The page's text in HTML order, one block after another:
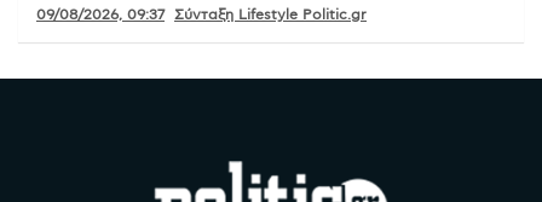
09/08/2026, 09:37 Σύνταξη Lifestyle Politic.gr